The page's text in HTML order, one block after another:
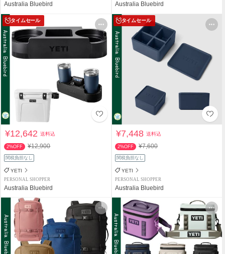
Australia Bluebird Australia Bluebird
タイムセール
¥12,642送料込
2%OFF ¥12,900
関税負担なし
YETI
PERSONAL SHOPPER
Australia Bluebird
タイムセール
¥7,448送料込
2%OFF ¥7,600
関税負担なし
YETI
PERSONAL SHOPPER
Australia Bluebird